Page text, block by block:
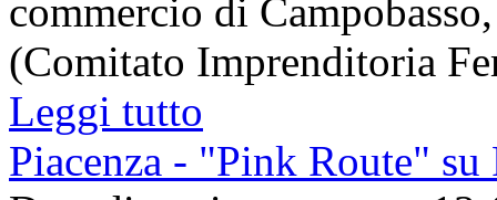
commercio di
(Comitato Imprenditoria
Leggi tutto
Piacenza - "Pink Route" su